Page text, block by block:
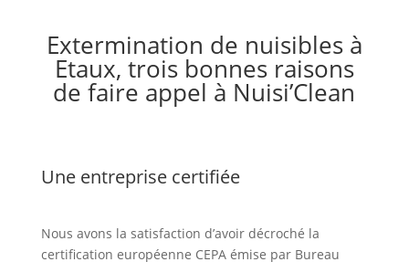
Extermination de nuisibles à
Etaux, trois bonnes raisons
de faire appel à Nuisi’Clean
Une entreprise certifiée
Nous avons la satisfaction d’avoir décroché la
certification européenne CEPA émise par Bureau